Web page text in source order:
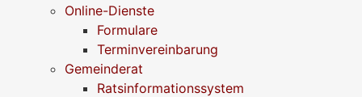
Online-Dienste
Formulare
Terminvereinbarung
Gemeinderat
Ratsinformationssystem